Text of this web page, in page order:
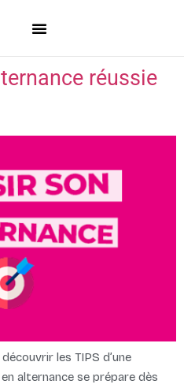
réussie
les TIPS d’une
alternance se prépare dès